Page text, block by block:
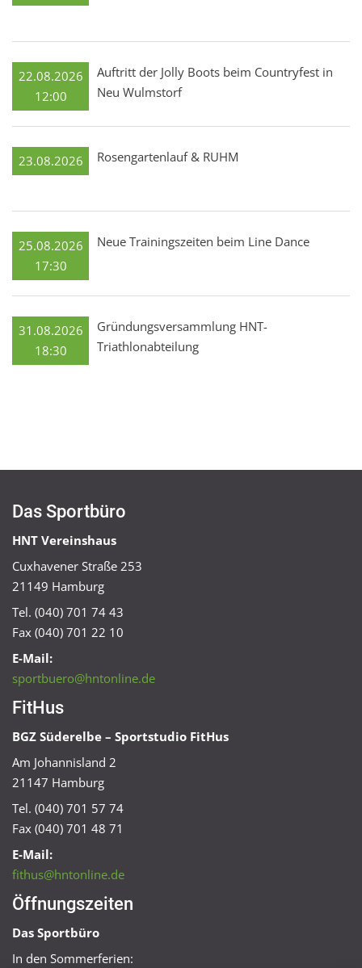
22.08.2026
12:00
Auftritt der Jolly Boots beim Countryfest in
Neu Wulmstorf
23.08.2026 Rosengartenlauf & RUHM
25.08.2026
17:30
Neue Trainingszeiten beim Line Dance
31.08.2026
18:30
Gründungsversammlung HNT-
Triathlonabteilung
Das Sportbüro
HNT Vereinshaus
Cuxhavener Straße 253
21149 Hamburg
Tel. (040) 701 74 43
Fax (040) 701 22 10
E-Mail:
sportbuero@hntonline.de
FitHus
BGZ Süderelbe – Sportstudio FitHus
Am Johannisland 2
21147 Hamburg
Tel. (040) 701 57 74
Fax (040) 701 48 71
E-Mail:
fithus@hntonline.de
Öffnungszeiten
Das Sportbüro
In den Sommerferien: